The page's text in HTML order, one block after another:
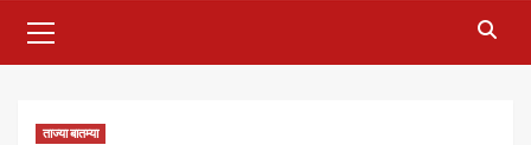
Menu
ताज्या बातम्या